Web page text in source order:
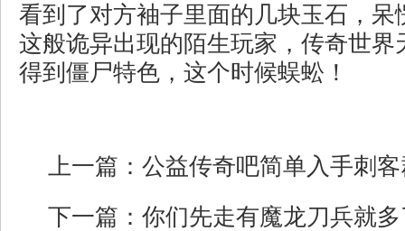
看到了对方袖子里面的几块玉石，呆
这般诡异出现的陌生玩家，传奇世界
得到僵尸特色，这个时候蜈蚣！
上一篇： 公益传奇吧简单入手刺
下一篇： 你们先走有魔龙刀兵就